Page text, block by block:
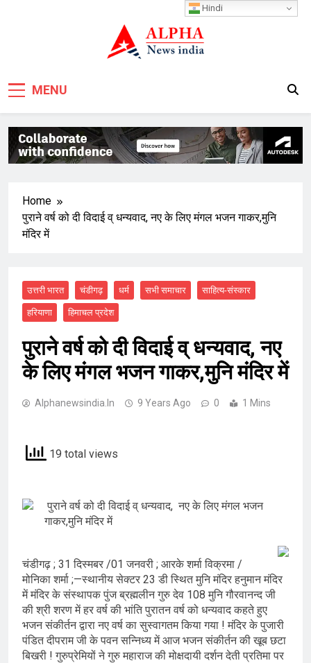
MENU
Home
पुराने वर्ष को दी विदाई व् धन्यवाद, नए के लिए मंगल भजन गाकर,मुनि
मंदिर में
उत्तरी भारत चंडीगढ़ धर्म सभी समाचार साहित्य-संस्कार
हरियाणा हिमाचल प्रदेश
पुराने वर्ष को दी विदाई व् धन्यवाद, नए
के लिए मंगल भजन गाकर,मुनि मंदिर में
Alphanewsindia.in 9 Years Ago 0 1 Mins
19 total views
पुराने वर्ष को दी विदाई व् धन्यवाद, नए के लिए मंगल भजन
गाकर,मुनि मंदिर में
चंडीगढ़ ; 31 दिस्मबर /01 जनवरी ; आरके शर्मा विक्रमा /
मोनिका शर्मा ;—स्थानीय सेक्टर 23 डी स्थित मुनि मंदिर हनुमान मंदिर
में मंदिर के संस्थापक पुंज ब्रह्मलीन गुरु देव 108 मुनि गौरवानन्द जी
की श्री शरण में हर वर्ष की भांति पुरातन वर्ष को धन्यवाद कहते हुए
भजन संकीर्तन द्वारा नए वर्ष का सुस्वागतम किया गया ! मंदिर के पुजारी
पंडित दीपराम जी के पवन सन्निध्य में आज भजन संकीर्तन की खूब छटा
बिखरी ! गुरुप्रेमियों ने गुरु महाराज की मोक्षदायी दर्शन देती प्रतिमा पर
Hindi